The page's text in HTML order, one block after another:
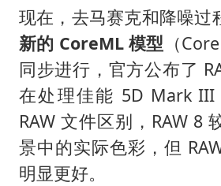
现在，去马赛克和降噪过
新的 CoreML 模型 （
同步进行，官方公布了
在处理佳能 5D Mark III
RAW 文件区别，RAW 8
景中的实际色彩，但
明显更好。